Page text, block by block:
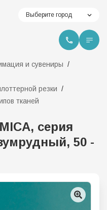
Выберите город
и сувениры
резки
тканей
серия
50 -